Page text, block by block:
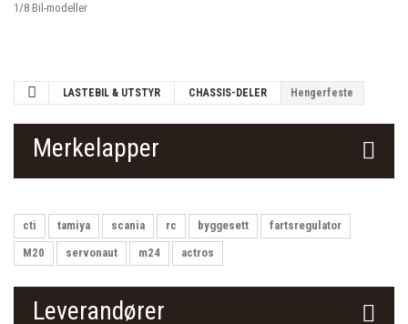
1/8 Bil-modeller
LASTEBIL & UTSTYR CHASSIS-DELER Hengerfeste
Merkelapper
cti tamiya scania rc byggesett
fartsregulator
M20
servonaut m24 actros
Leverandører